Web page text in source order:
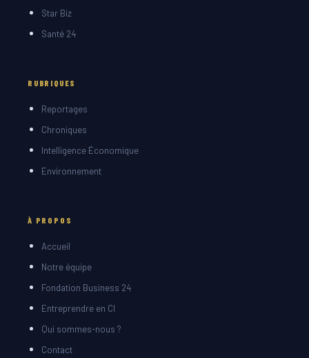
Star Biz
Santé 24
RUBRIQUES
Reportages
Chroniques
Intelligence Économique
Environnement
À PROPOS
Accueil
Notre équipe
Fondation Business 24
Entreprendre en CI
Qui sommes-nous ?
Contact